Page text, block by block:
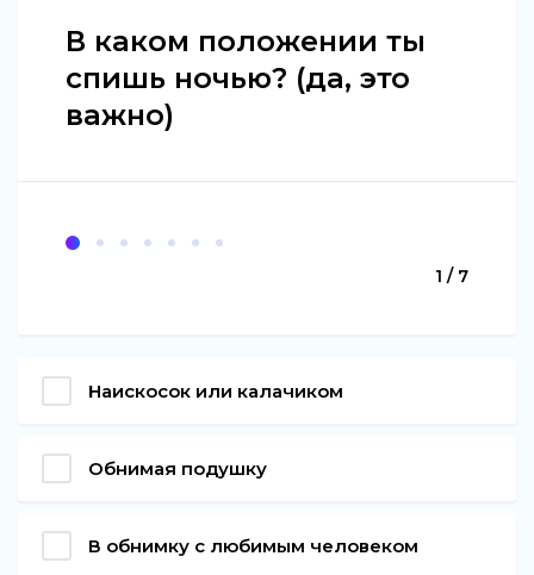
В каком положении ты
спишь ночью? (да, это
важно)
1 / 7
Наискосок или калачиком
Обнимая подушку
В обнимку с любимым человеком